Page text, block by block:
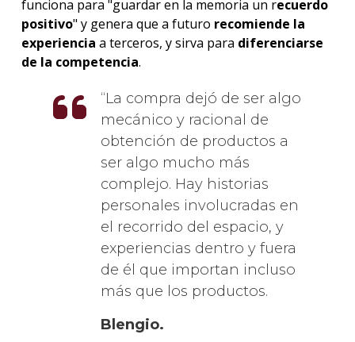
funciona para "guardar en la memoria un recuerdo
positivo" y genera que a futuro recomiende la
experiencia a terceros, y sirva para diferenciarse
de la competencia.
La compra dejó de ser algo
mecánico y racional de
obtención de productos a
ser algo mucho más
complejo. Hay historias
personales involucradas en
el recorrido del espacio, y
experiencias dentro y fuera
de él que importan incluso
más que los productos.
Blengio.